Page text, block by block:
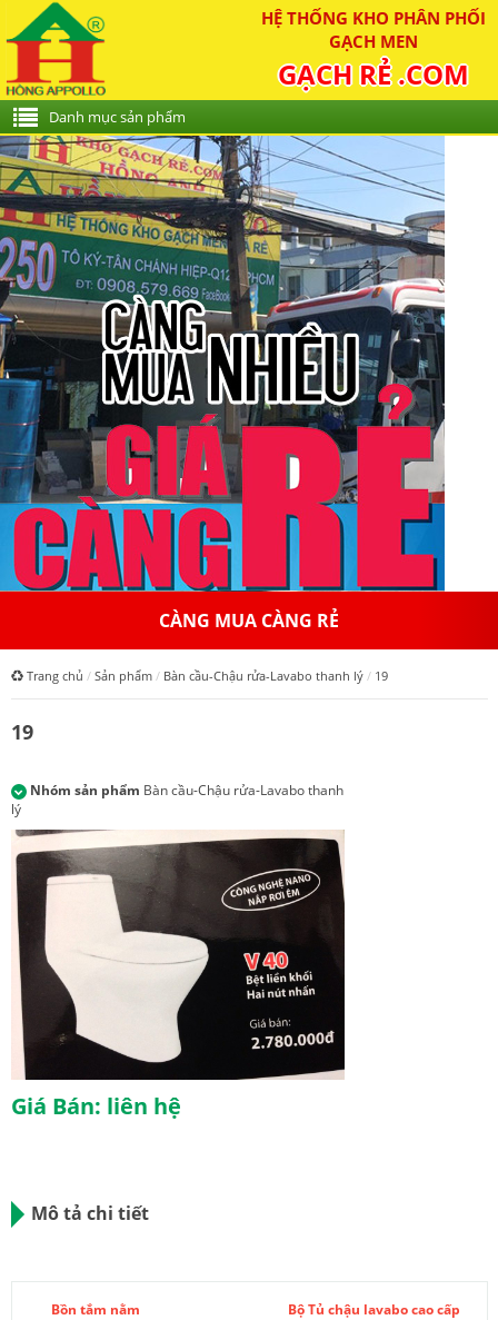
HỆ THỐNG KHO PHÂN PHỐI
GẠCH MEN
GẠCH RẺ .COM
Danh mục sản phẩm
CÀNG MUA CÀNG RẺ
Trang chủ Sản phẩm Bàn cầu-Chậu rửa-Lavabo thanh lý 19
19
Nhóm sản phẩm Bàn cầu-Chậu rửa-Lavabo thanh
lý
Giá Bán: liên hệ
Mô tả chi tiết
Bồn tắm nằm
Bộ Tủ chậu lavabo cao cấp